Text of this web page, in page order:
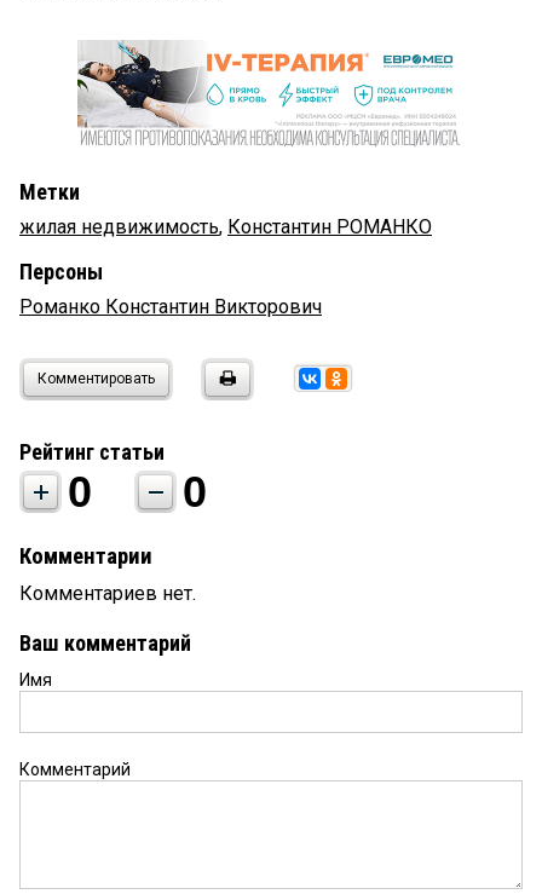
Метки
жилая недвижимость, Константин РОМАНКО
Персоны
Романко Константин Викторович
Комментировать
Рейтинг статьи
0 0
Комментарии
Комментариев нет.
Ваш комментарий
Имя
Комментарий